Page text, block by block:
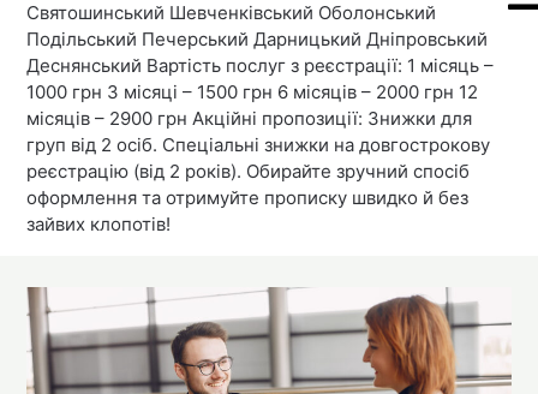
Святошинський Шевченківський Оболонський
Подільський Печерський Дарницький Дніпровський
Деснянський Вартість послуг з реєстрації: 1 місяць –
1000 грн 3 місяці – 1500 грн 6 місяців – 2000 грн 12
місяців – 2900 грн Акційні пропозиції: Знижки для
груп від 2 осіб. Спеціальні знижки на довгострокову
реєстрацію (від 2 років). Обирайте зручний спосіб
оформлення та отримуйте прописку швидко й без
зайвих клопотів!